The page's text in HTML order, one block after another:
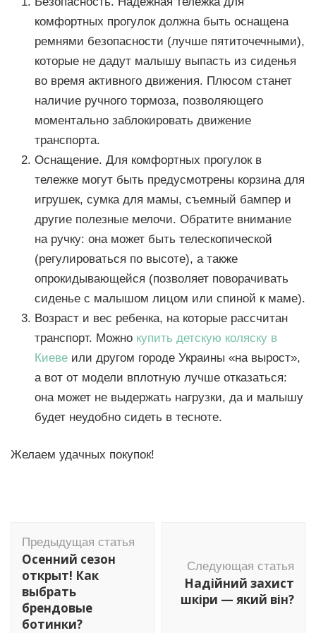
комфортных прогулок должна быть оснащена
ремнями безопасности (лучше пятиточечными),
которые не дадут малышу выпасть из сиденья
во время активного движения. Плюсом станет
наличие ручного тормоза, позволяющего
моментально заблокировать движение
транспорта.
Оснащение. Для комфортных прогулок в
тележке могут быть предусмотрены корзина для
игрушек, сумка для мамы, съемный бампер и
другие полезные мелочи. Обратите внимание
на ручку: она может быть телескопической
(регулироваться по высоте), а также
опрокидывающейся (позволяет поворачивать
сиденье с малышом лицом или спиной к маме).
Возраст и вес ребенка, на которые рассчитан
транспорт. Можно купить детскую коляску в
Киеве или другом городе Украины «на вырост»,
а вот от модели вплотную лучше отказаться:
она может не выдержать нагрузки, да и малышу
будет неудобно сидеть в тесноте.
Желаем удачных покупок!
по
записям
Предыдущая статья
Осенний сезон
открыт! Как
выбрать
брендовые
ботинки?
Следующая статья
Надійний захист
шкіри — який він?